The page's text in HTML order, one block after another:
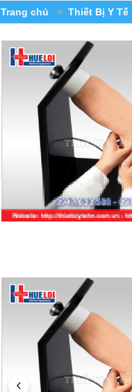
Trang chủ » Thiết Bị Y Tế